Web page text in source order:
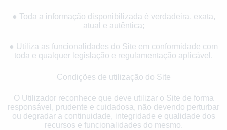
● Toda a informação disponibilizada é verdadeira, exata,
atual e autêntica;
● Utiliza as funcionalidades do Site em conformidade com
toda e qualquer legislação e regulamentação aplicável.
Condições de utilização do Site
O Utilizador reconhece que deve utilizar o Site de forma
responsável, prudente e cuidadosa, não devendo perturbar
ou degradar a continuidade, integridade e qualidade dos
recursos e funcionalidades do mesmo.